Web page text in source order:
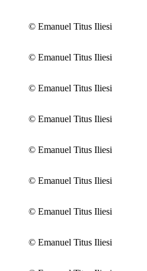
© Emanuel Titus Iliesi
© Emanuel Titus Iliesi
© Emanuel Titus Iliesi
© Emanuel Titus Iliesi
© Emanuel Titus Iliesi
© Emanuel Titus Iliesi
© Emanuel Titus Iliesi
© Emanuel Titus Iliesi